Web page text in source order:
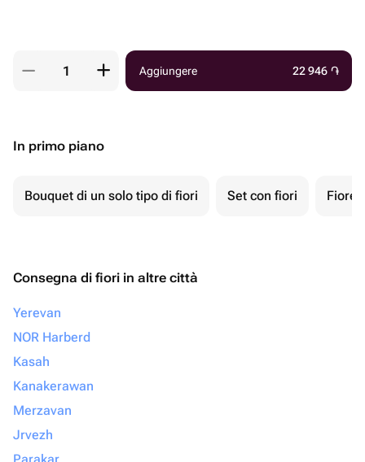
Aggiungere 22 946 ֏
In primo piano
Bouquet di un solo tipo di fiori Set con fiori Fiore
Consegna di fiori in altre città
Yerevan
NOR Harberd
Kasah
Kanakerawan
Merzavan
Jrvezh